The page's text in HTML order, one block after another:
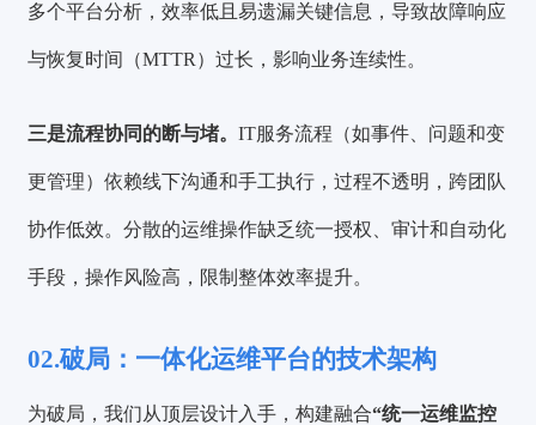
多个平台分析，效率低且易遗漏关键信息，导致故障响应
与恢复时间（MTTR）过长，影响业务连续性。
三是流程协同的断与堵。IT服务流程（如事件、问题和变
更管理）依赖线下沟通和手工执行，过程不透明，跨团队
协作低效。分散的运维操作缺乏统一授权、审计和自动化
手段，操作风险高，限制整体效率提升。
02.破局：一体化运维平台的技术架构
为破局，我们从顶层设计入手，构建融合“统一运维监控